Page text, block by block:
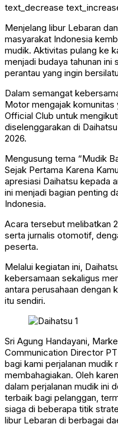
text_decrease
Menjelang libur Lebaran
masyarakat Indonesia
mudik. Aktivitas pulang ke
menjadi budaya tahunan ini
perantau yang ingin
Dalam semangat
Motor mengajak komunitas
Official Club untuk
diselenggarakan di
2026.
Mengusung tema “Mudik
Sejak Pertama Karena
apresiasi Daihatsu kepada
ini menjadi bagian penting
Indonesia.
Acara tersebut melibatkan
serta jurnalis otomotif,
peserta.
Melalui kegiatan ini,
kebersamaan sekaligus
antara perusahaan dengan
itu sendiri.
Sri Agung Handayani,
Communication Director
bagi kami perjalanan mudik
membahagiakan. Oleh
dalam perjalanan mudik ini
terbaik bagi pelanggan,
siaga di beberapa titik
libur Lebaran di berbagai